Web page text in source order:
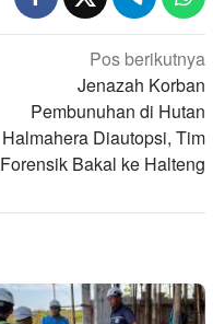
Pos berikutnya
Jenazah Korban
Pembunuhan di Hutan
Halmahera Diautopsi, Tim
Forensik Bakal ke Halteng